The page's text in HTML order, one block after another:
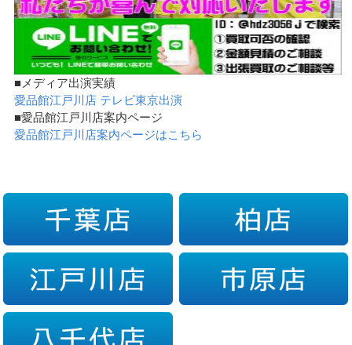
■メディア出演実績
愛品館江戸川店 テレビ東京出演
■愛品館江戸川店案内ページ
愛品館江戸川店案内ページはこちら